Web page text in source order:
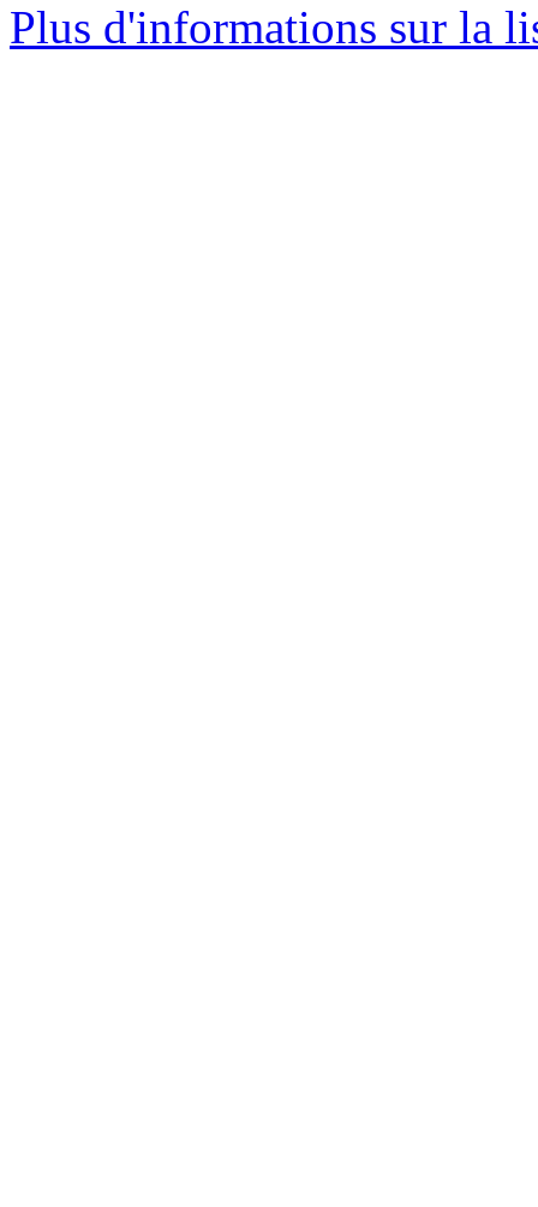
Plus d'informations sur la